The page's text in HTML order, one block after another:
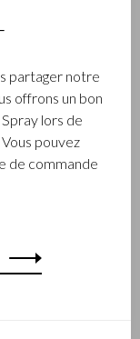
est une
fabriquer
partager notre
offrons un bon
lors de
pouvez
de commande